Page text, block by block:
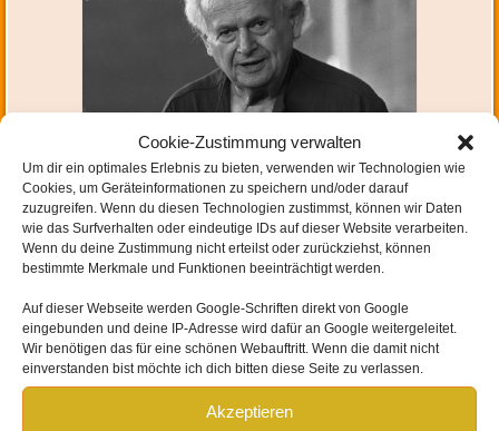
Cookie-Zustimmung verwalten
Um dir ein optimales Erlebnis zu bieten, verwenden wir Technologien wie
Cookies, um Geräteinformationen zu speichern und/oder darauf
zuzugreifen. Wenn du diesen Technologien zustimmst, können wir Daten
wie das Surfverhalten oder eindeutige IDs auf dieser Website verarbeiten.
Wenn du deine Zustimmung nicht erteilst oder zurückziehst, können
bestimmte Merkmale und Funktionen beeinträchtigt werden.
Auf dieser Webseite werden Google-Schriften direkt von Google
eingebunden und deine IP-Adresse wird dafür an Google weitergeleitet.
Wir benötigen das für eine schönen Webauftritt. Wenn die damit nicht
einverstanden bist möchte ich dich bitten diese Seite zu verlassen.
Akzeptieren
Hinterlasse einen Kommentaroder ein Trackback:Trackback URL.
SCHREIBE EINEN KOMMENTAR